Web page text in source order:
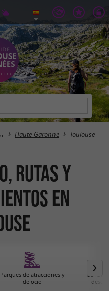
Haute-Garonne Toulouse
rutas y
en
Parques de atracciones y
de ocio